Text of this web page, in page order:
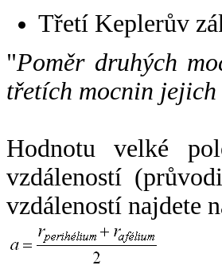
Třetí Keplerův
"Poměr druhých
třetích mocnin
Hodnotu velké
vzdáleností
vzdáleností najdete